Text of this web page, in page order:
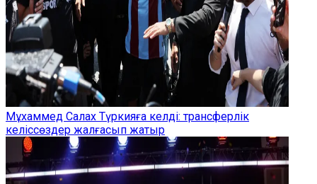
Мұхаммед Салах Түркияға келді: трансферлік
келіссөздер жалғасып жатыр